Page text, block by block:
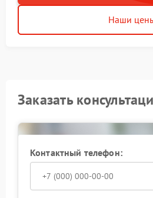
Наши
Заказать
Контактный телефон: